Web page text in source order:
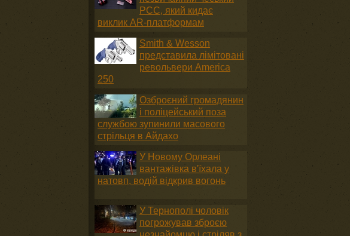
PCC, який кидає
виклик AR-платформам
Smith & Wesson
представила лімітовані
револьвери America
250
Озброєний громадянин
і поліцейський поза
службою зупинили масового
стрільця в Айдахо
У Новому Орлеані
вантажівка в'їхала у
натовп, водій відкрив вогонь
У Тернополі чоловік
погрожував зброєю